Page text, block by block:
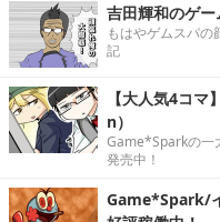
吉田輝和のゲ
もはやゲムスパの
記
【大人気4コ
n）
Game*Sparkの一
発売中！
Game*Spark/